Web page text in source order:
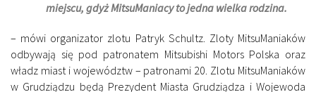
miejscu, gdyż MitsuManiacy to jedna wielka rodzina.
– mówi organizator zlotu Patryk Schultz. Zloty MitsuManiaków
odbywają się pod patronatem Mitsubishi Motors Polska oraz
władz miast i województw – patronami 20. Zlotu MitsuManiaków
w Grudziądzu będą Prezydent Miasta Grudziądza i Wojewoda